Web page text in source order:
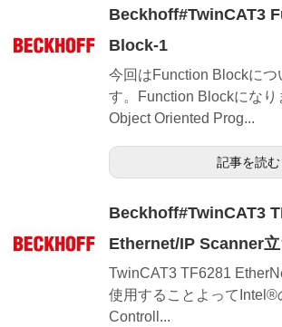
Beckhoff#TwinCAT3
Block-1
今回はFunction Blockにつ
す。Function Blockになり
Object Oriented Prog...
記事を読む
Beckhoff#TwinCAT3
Ethernet/IP Scanner立
TwinCAT3 TF6281
使用することよってIntel®
Controll...